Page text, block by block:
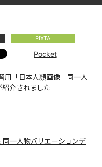
PIXTA
Pocket
用「日本人顔画像 同一人
介されました
同一人物バリエーションデ